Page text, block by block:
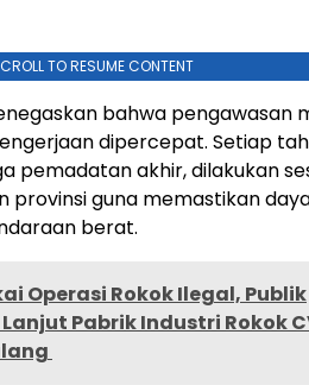
TO RESUME CONTENT
bahwa pengawasan
dipercepat. Setiap
pemadatan akhir, dilakukan
provinsi guna memastikan
berat.
Operasi Rokok Ilegal, Publik
Pabrik Industri Rokok